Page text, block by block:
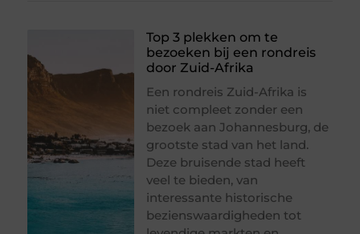
Top 3 plekken om te
bezoeken bij een rondreis
door Zuid-Afrika
Een rondreis Zuid-Afrika is
niet compleet zonder een
bezoek aan Johannesburg, de
grootste stad van het land.
Deze bruisende stad heeft
veel te bieden, van
interessante historische
bezienswaardigheden tot